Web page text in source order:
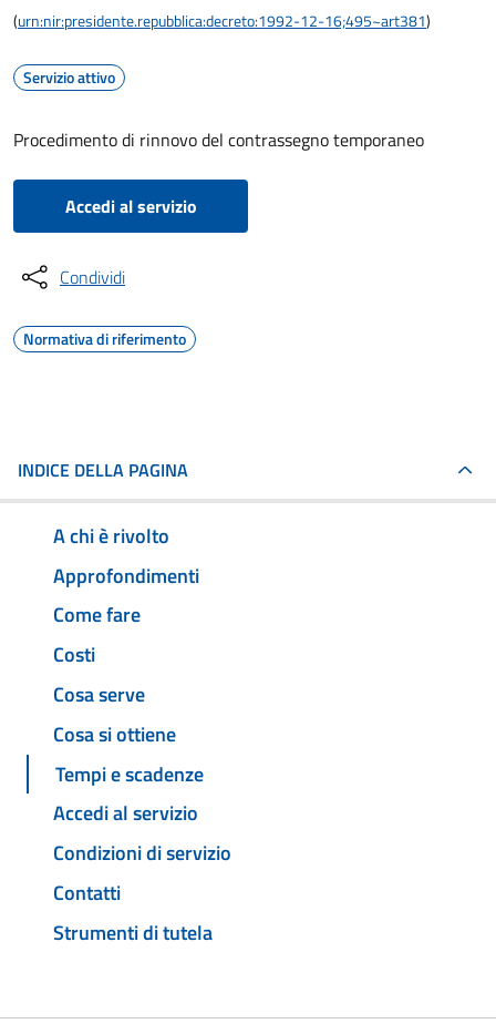
(urn:nir:presidente.repubblica:decreto:1992-12-16;495~art381)
Servizio attivo
Procedimento di rinnovo del contrassegno temporaneo
Accedi al servizio
Condividi
Normativa di riferimento
INDICE DELLA PAGINA
A chi è rivolto
Approfondimenti
Come fare
Costi
Cosa serve
Cosa si ottiene
Tempi e scadenze
Accedi al servizio
Condizioni di servizio
Contatti
Strumenti di tutela